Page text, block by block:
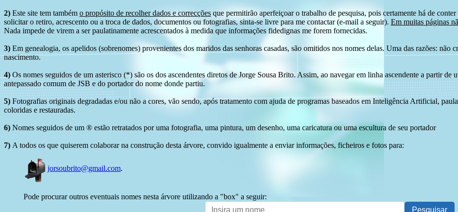
2) Este site tem também o propósito de recolher dados e correcções que permitirão aperfeiçoar o trabalho de pesquisa, pois certamente há de
solicitar o retiro, acrescento ou a troca de dados, documentos ou fotografias, sinta-se livre para me contactar (e-mail a seguir). Em muitas páginas
Nada impede de virem a ser paulatinamente acrescentados à medida que informações fidedignas me forem fornecidas.
3) Em genealogia, os apelidos (sobrenomes) provenientes dos maridos das senhoras casadas, são omitidos nos nomes delas. Uma das razões: não
nascimento.
4) Os nomes seguidos de um asterisco (*) são os dos ascendentes diretos de Jorge Sousa Brito. Assim, ao navegar em linha ascendente a partir
antepassado comum de JSB e do portador do nome donde partiu.
5) Fotografias originais degradadas e/ou não a cores, vão sendo, após tratamento com ajuda de programas baseados em Inteligência Artificial,
coloridas e restauradas.
6) Nomes seguidos de um ® estão retratados por uma fotografia, uma pintura, um desenho, uma caricatura ou uma escultura de seu portador
7) A todos os que quiserem colaborar na construção desta árvore, convido igualmente a enviar informações, ficheiros e fotos para:
jorsoubrito@gmail.com.
Pode procurar outros eventuais nomes nesta árvore utilizando a "box" a seguir: